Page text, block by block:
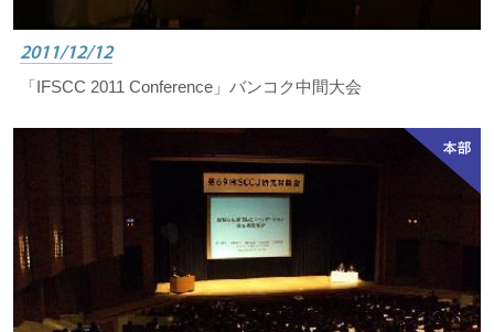
2011/12/12
「IFSCC 2011 Conference」バンコク中間大会